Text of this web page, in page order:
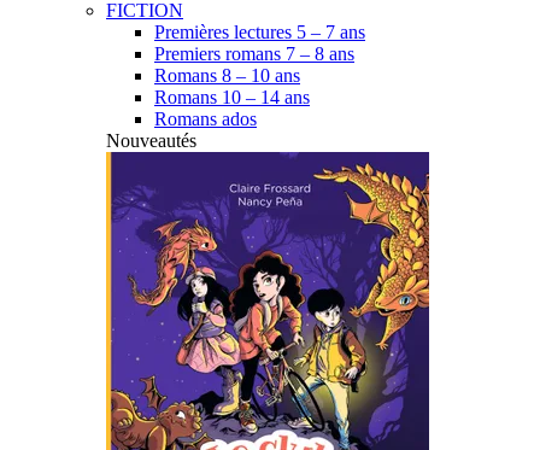
FICTION
Premières lectures 5 – 7 ans
Premiers romans 7 – 8 ans
Romans 8 – 10 ans
Romans 10 – 14 ans
Romans ados
Nouveautés